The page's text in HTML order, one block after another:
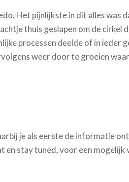
Het pijnlijkste in dit alles was
thuis geslapen om de
processen deelde of in ieder
weer door te groeien
je als eerste de informatie
stay tuned, voor een